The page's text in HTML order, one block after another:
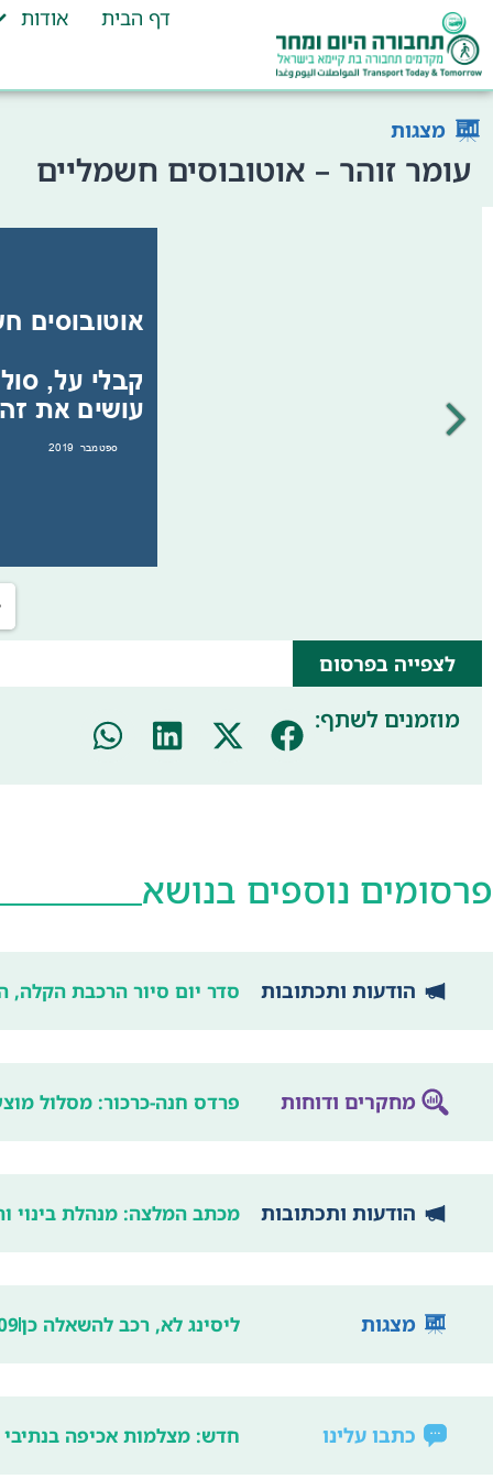
דף הבית אודות
מצגות
עומר זוהר – אוטובוסים חשמליים
לצפייה בפרסום
מוזמנים לשתף:
פרסומים נוספים בנושא
הודעות ותכתובות סדר יום סיור הרכבת הקלה,
מחקרים ודוחות פרדס חנה-כרכור: מסלול מוצע לקו 5: ללא
הודעות ותכתובות מכתב המלצה: מנהלת בינוי
מצגות ליסינג לא, רכב להשאלה כן
כתבו עלינו חדש: מצלמות אכיפה בנתיבי